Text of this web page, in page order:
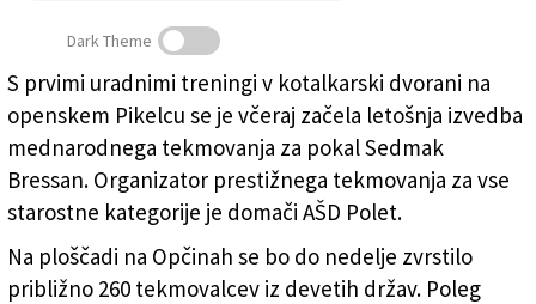
Na openskem Pikelcu bo tekmovalo približno 260
tekmovalcev iz devetih držav (ARHIV)
Dark Theme
S prvimi uradnimi treningi v kotalkarski dvorani na
openskem Pikelcu se je včeraj začela letošnja izvedba
mednarodnega tekmovanja za pokal Sedmak
Bressan. Organizator prestižnega tekmovanja za vse
starostne kategorije je domači AŠD Polet.
Na ploščadi na Opčinah se bo do nedelje zvrstilo
približno 260 tekmovalcev iz devetih držav. Poleg